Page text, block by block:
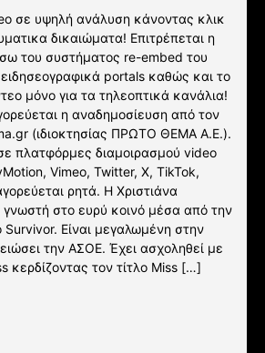
σε υψηλή ανάλυση κάνοντας κλικ
δικαιώματα! Επιτρέπεται η
του συστήματος re-embed του
portals καθώς και το
μόνο για τα τηλεοπτικά κανάλια!
η αναδημοσίευση από τον
(ιδιοκτησίας ΠΡΩΤΟ ΘΕΜΑ A.E.).
πλατφόρμες διαμοιρασμού video
Vimeo, Twitter, X, TikTok,
ρητά. Η Χριστιάνα
γνωστή στο ευρύ κοινό μέσα από την
Είναι μεγαλωμένη στην
την ΑΣΟΕ. Έχει ασχοληθεί με
κερδίζοντας τον τίτλο Miss […]